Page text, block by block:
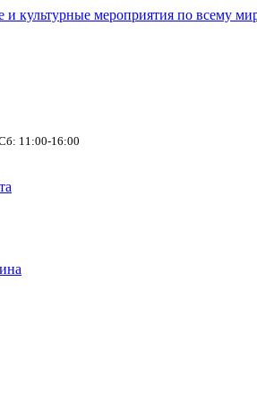
и культурные мероприятия по всему
11:00-16:00